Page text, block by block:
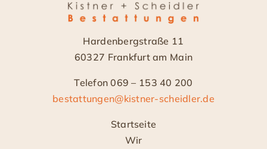
Hardenbergstraße 11
60327 Frankfurt am Main
Telefon 069 – 153 40 200
bestattungen@kistner-scheidler.de
Startseite
Wir